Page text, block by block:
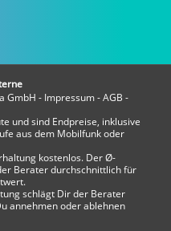
GmbH - Impressum-AGB -
und sind Endpreise, inklusive
aus dem Mobilfunk oder
kostenlos. Der Ø-
Berater durchschnittlich für
schlägt Dir der Berater
annehmen oder ablehnen